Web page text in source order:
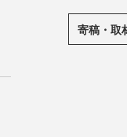
寄稿・取